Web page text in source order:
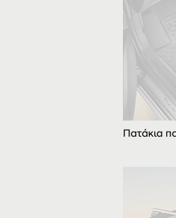
Πατάκια